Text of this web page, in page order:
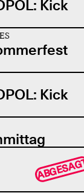
Kick
Kick